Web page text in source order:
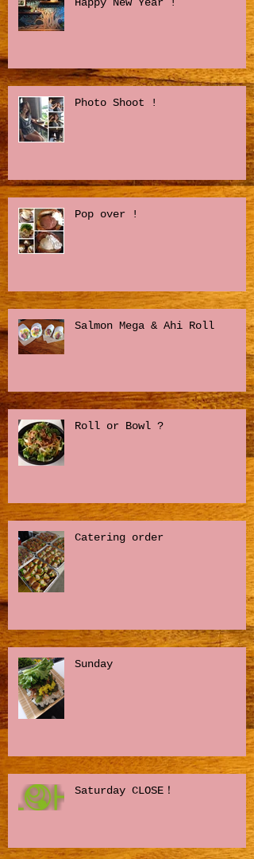
Photo Shoot !
Pop over !
Salmon Mega & Ahi Roll
Roll or Bowl ?
Catering order
Sunday
Saturday CLOSE！